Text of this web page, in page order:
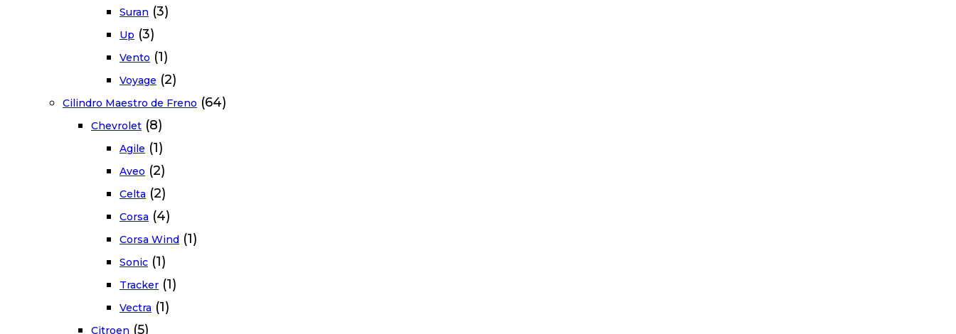
Suran (3)
Up (3)
Vento (1)
Voyage (2)
Cilindro Maestro de Freno (64)
Chevrolet (8)
Agile (1)
Aveo (2)
Celta (2)
Corsa (4)
Corsa Wind (1)
Sonic (1)
Tracker (1)
Vectra (1)
Citroen (5)